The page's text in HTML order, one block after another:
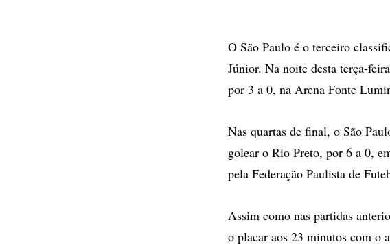
O São Paulo é o terceiro
Júnior. Na noite desta terça-
por 3 a 0, na Arena Fonte
Nas quartas de final, o São
golear o Rio Preto, por 6 a 0,
pela Federação Paulista de
Assim como nas partidas
o placar aos 23 minutos com o